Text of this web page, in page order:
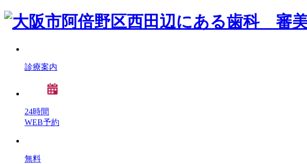
診療案内
24時間
WEB予約
無料